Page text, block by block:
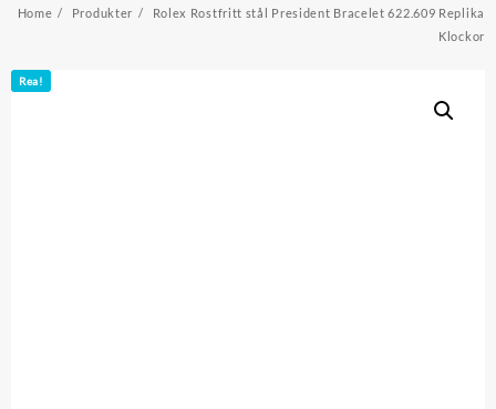
Home Produkter
Rolex Rostfritt stål President Bracelet 622.609 Replika
Klockor
Rea!